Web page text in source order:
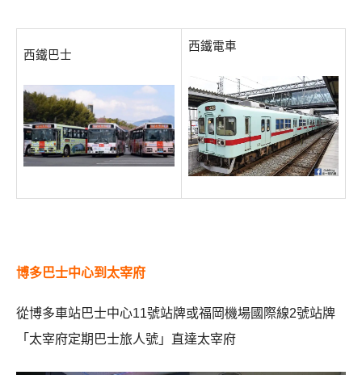
西鐵巴士
西鐵電車
博多巴士中心到太宰府
從博多車站巴士中心11號站牌或福岡機場國際線2號站牌
「太宰府定期巴士旅人號」直達太宰府